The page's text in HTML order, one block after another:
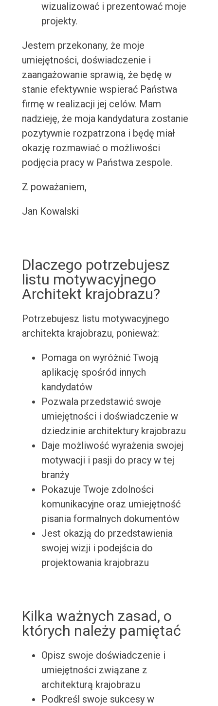
wizualizować i prezentować moje
projekty.
Jestem przekonany, że moje
umiejętności, doświadczenie i
zaangażowanie sprawią, że będę w
stanie efektywnie wspierać Państwa
firmę w realizacji jej celów. Mam
nadzieję, że moja kandydatura zostanie
pozytywnie rozpatrzona i będę miał
okazję rozmawiać o możliwości
podjęcia pracy w Państwa zespole.
Z poważaniem,
Jan Kowalski
Dlaczego potrzebujesz
listu motywacyjnego
Architekt krajobrazu?
Potrzebujesz listu motywacyjnego
architekta krajobrazu, ponieważ:
Pomaga on wyróżnić Twoją
aplikację spośród innych
kandydatów
Pozwala przedstawić swoje
umiejętności i doświadczenie w
dziedzinie architektury krajobrazu
Daje możliwość wyrażenia swojej
motywacji i pasji do pracy w tej
branży
Pokazuje Twoje zdolności
komunikacyjne oraz umiejętność
pisania formalnych dokumentów
Jest okazją do przedstawienia
swojej wizji i podejścia do
projektowania krajobrazu
Kilka ważnych zasad, o
których należy pamiętać
Opisz swoje doświadczenie i
umiejętności związane z
architekturą krajobrazu
Podkreśl swoje sukcesy w